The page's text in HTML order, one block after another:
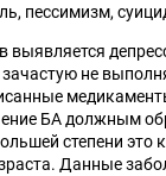
пессимизм,
выявляется
не
БА должным
степени это
Данные